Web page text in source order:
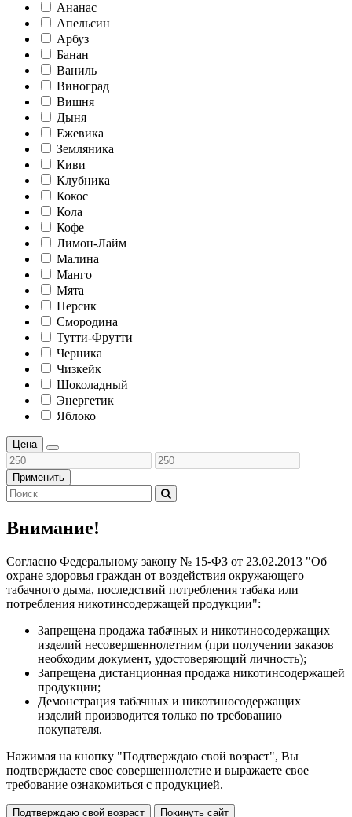
Ананас
Апельсин
Арбуз
Банан
Ваниль
Виноград
Вишня
Дыня
Ежевика
Земляника
Киви
Клубника
Кокос
Кола
Кофе
Лимон-Лайм
Малина
Манго
Мята
Персик
Смородина
Тутти-Фрутти
Черника
Чизкейк
Шоколадный
Энергетик
Яблоко
Цена
Применить
Внимание!
Согласно Федеральному закону № 15-ФЗ от 23.02.2013 "Об
охране здоровья граждан от воздействия окружающего
табачного дыма, последствий потребления табака или
потребления никотинсодержащей продукции":
Запрещена продажа табачных и никотиносодержащих
изделий несовершеннолетним (при получении заказов
необходим документ, удостоверяющий личность);
Запрещена дистанционная продажа никотинсодержащей
продукции;
Демонстрация табачных и никотиносодержащих
изделий производится только по требованию
покупателя.
Нажимая на кнопку "Подтверждаю свой возраст", Вы
подтверждаете свое совершеннолетие и выражаете свое
требование ознакомиться с продукцией.
Подтверждаю свой возраст Покинуть сайт